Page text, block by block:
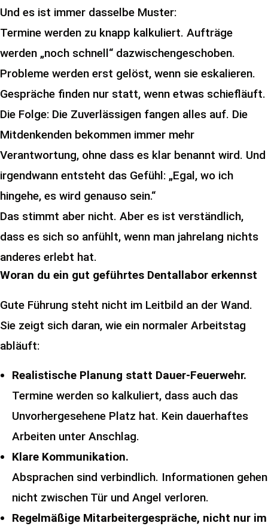
Und es ist immer dasselbe Muster:
Termine werden zu knapp kalkuliert. Aufträge
werden „noch schnell“ dazwischengeschoben.
Probleme werden erst gelöst, wenn sie eskalieren.
Gespräche finden nur statt, wenn etwas schiefläuft.
Die Folge: Die Zuverlässigen fangen alles auf. Die
Mitdenkenden bekommen immer mehr
Verantwortung, ohne dass es klar benannt wird. Und
irgendwann entsteht das Gefühl: „Egal, wo ich
hingehe, es wird genauso sein.“
Das stimmt aber nicht. Aber es ist verständlich,
dass es sich so anfühlt, wenn man jahrelang nichts
anderes erlebt hat.
Woran du ein gut geführtes Dentallabor erkennst
Gute Führung steht nicht im Leitbild an der Wand.
Sie zeigt sich daran, wie ein normaler Arbeitstag
abläuft:
Realistische Planung statt Dauer-Feuerwehr.
Termine werden so kalkuliert, dass auch das
Unvorhergesehene Platz hat. Kein dauerhaftes
Arbeiten unter Anschlag.
Klare Kommunikation.
Absprachen sind verbindlich. Informationen gehen
nicht zwischen Tür und Angel verloren.
Regelmäßige Mitarbeitergespräche, nicht nur im